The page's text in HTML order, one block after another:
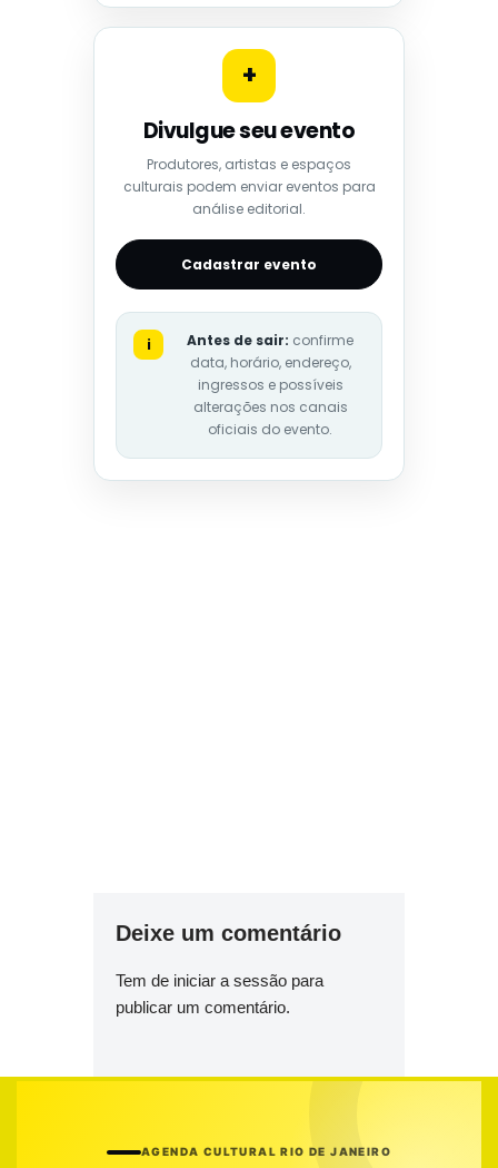
+
Divulgue seu evento
Produtores, artistas e espaços
culturais podem enviar eventos para
análise editorial.
Cadastrar evento
i Antes de sair: confirme
data, horário, endereço,
ingressos e possíveis
alterações nos canais
oficiais do evento.
Deixe um comentário
Tem de iniciar a sessão para
publicar um comentário.
AGENDA CULTURAL RIO DE JANEIRO